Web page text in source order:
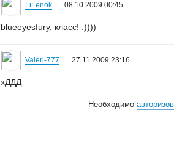
LiLenok 08.10.2009 00:45
blueeyesfury, класс! :))))
Valeri-777 27.11.2009 23:16
хДДД
Необходимо